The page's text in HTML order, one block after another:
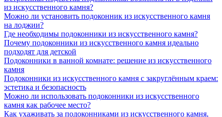
из искусственного камня?
Можно ли установить подоконник из искусственного камня
на лоджии?
Где необходимы подоконники из искусственного камня?
Почему подоконники из искусственного камня идеально
подходят для детской
Подоконники в ванной комнате: решение из искусственного
камня
Подоконники из искусственного камня с закруглённым краем:
эстетика и безопасность
Можно ли использовать подоконники из искусственного
камня как рабочее место?
Как ухаживать за подоконниками из искусственного камня,